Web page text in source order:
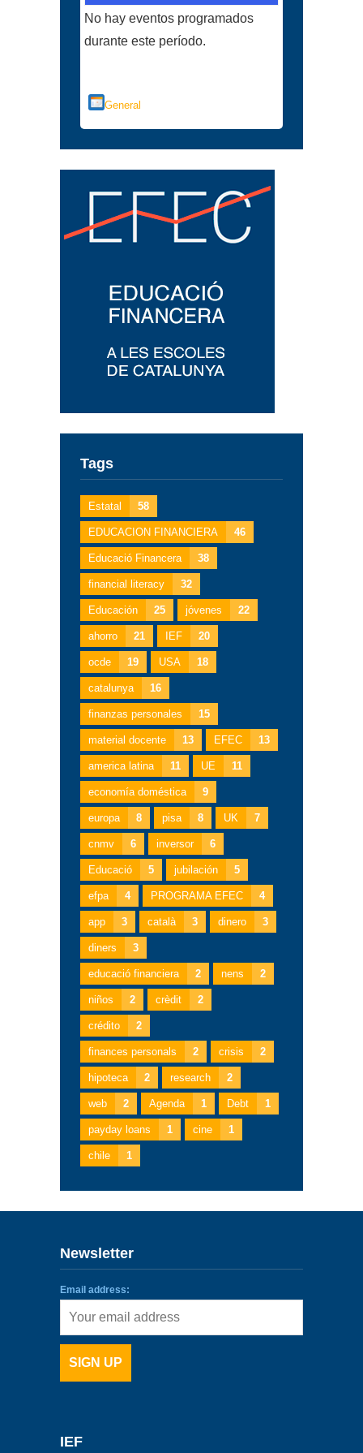
No hay eventos programados
durante este período.
General
Tags
Estatal 58
EDUCACION FINANCIERA 46
Educació Financera 38
financial literacy 32
Educación 25 jóvenes 22
ahorro 21 IEF 20
ocde 19 USA 18
catalunya 16
finanzas personales 15
material docente 13 EFEC 13
america latina 11 UE 11
economía doméstica 9
europa 8 pisa 8 UK 7
cnmv 6 inversor 6
Educació 5 jubilación 5
efpa 4 PROGRAMA EFEC 4
app 3 català 3 dinero 3
diners 3
educació financiera 2 nens 2
niños 2 crèdit 2
crédito 2
finances personals 2 crisis 2
hipoteca 2 research 2
web 2 Agenda 1 Debt 1
payday loans 1 cine 1
chile 1
Newsletter
Email address:
IEF